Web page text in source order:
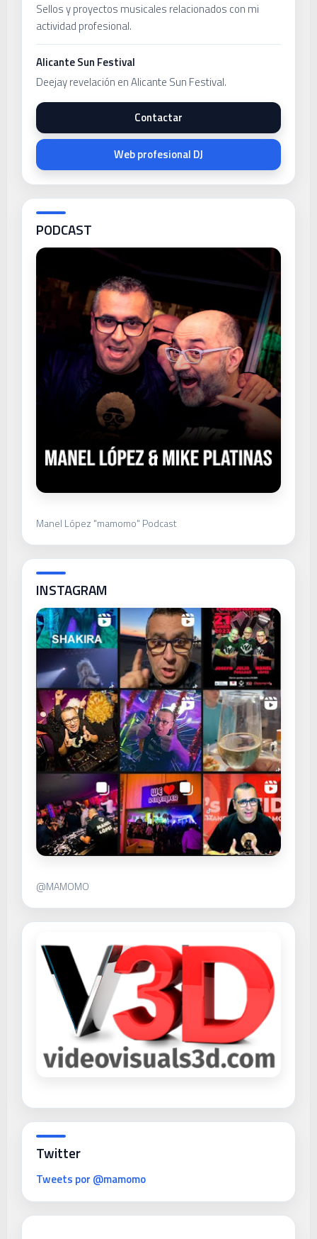
Sellos y proyectos musicales relacionados con mi
actividad profesional.
Alicante Sun Festival
Deejay revelación en Alicante Sun Festival.
Contactar
Web profesional DJ
PODCAST
Manel López "mamomo" Podcast
INSTAGRAM
@MAMOMO
Twitter
Tweets por @mamomo